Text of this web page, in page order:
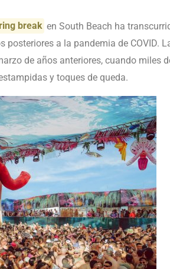
break en South Beach ha
a la pandemia de COVID.
de años anteriores, cuando miles
y toques de queda.